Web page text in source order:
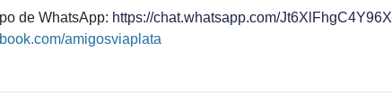
de WhatsApp: https://chat.whatsapp.com/
amigosviaplata